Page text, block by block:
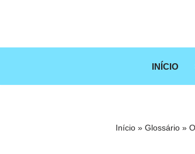
para
INÍCIO
Início »Glossário »